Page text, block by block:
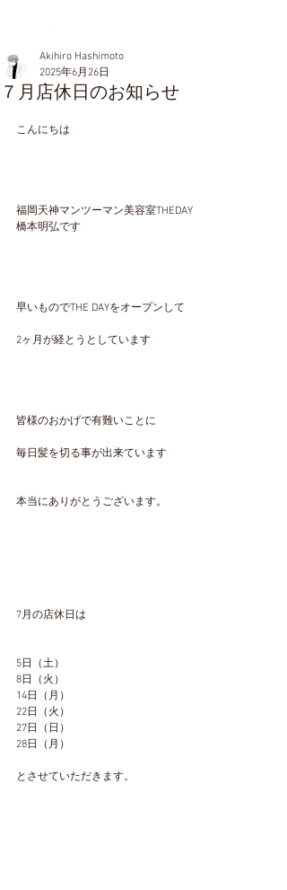
７月店休日のお知らせ
Akihiro Hashimoto
2025年6月26日
こんにちは
福岡天神マンツーマン美容室THEDAY
橋本明弘です
早いものでTHE DAYをオープンして
2ヶ月が経とうとしています
皆様のおかげで有難いことに
毎日髪を切る事が出来ています
本当にありがとうございます。
7月の店休日は
5日（土）
8日（火）
14日（月）
22日（火）
27日（日）
28日（月）
とさせていただきます。